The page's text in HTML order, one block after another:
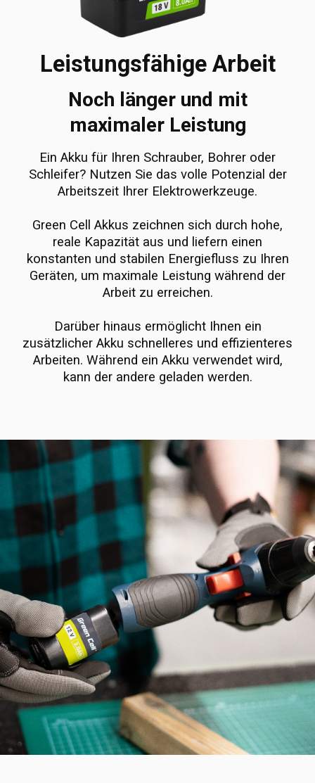
Leistungsfähige Arbeit
Noch länger und mit
maximaler Leistung
Ein Akku für Ihren Schrauber, Bohrer oder
Schleifer? Nutzen Sie das volle Potenzial der
Arbeitszeit Ihrer Elektrowerkzeuge.
Green Cell Akkus zeichnen sich durch hohe,
reale Kapazität aus und liefern einen
konstanten und stabilen Energiefluss zu Ihren
Geräten, um maximale Leistung während der
Arbeit zu erreichen.
Darüber hinaus ermöglicht Ihnen ein
zusätzlicher Akku schnelleres und effizienteres
Arbeiten. Während ein Akku verwendet wird,
kann der andere geladen werden.